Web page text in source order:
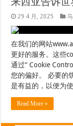
29 4 月, 2025
在我们的网站
更好的服务。这些
通过“ Cookie
您的偏好。 必要的
是有益的，以便为
Read More »